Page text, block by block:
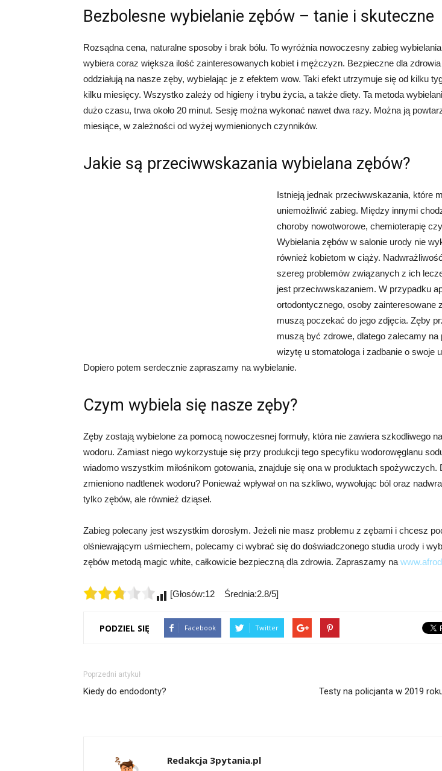
Bezbolesne wybielanie zębów – tanie i skuteczne
Rozsądna cena, naturalne sposoby i brak bólu. To wyróżnia nowoczesny zabieg
wybiera coraz większa ilość zainteresowanych kobiet i mężczyzn. Bezpieczne dla zdrowia
oddziałują na nasze zęby, wybielając je z efektem wow. Taki efekt utrzymuje się od kilku
kilku miesięcy. Wszystko zależy od higieny i trybu życia, a także diety. Ta metoda
dużo czasu, trwa około 20 minut. Sesję można wykonać nawet dwa razy. Można ją
miesiące, w zależności od wyżej wymienionych czynników.
Jakie są przeciwwskazania wybielana zębów?
Istnieją jednak przeciwwskazania, które
uniemożliwić zabieg. Między innymi
choroby nowotworowe, chemioterapię
Wybielania zębów w salonie urody nie
również kobietom w ciąży.
szereg problemów związanych z ich
jest przeciwwskazaniem. W przypadku
ortodontycznego, osoby zainteresowane
muszą poczekać do jego zdjęcia. Zęby
muszą być zdrowe, dlatego zalecamy na
wizytę u stomatologa i zadbanie o swoje
Dopiero potem serdecznie zapraszamy na wybielanie.
Czym wybiela się nasze zęby?
Zęby zostają wybielone za pomocą nowoczesnej formuły, która nie zawiera szkodliwego
wodoru. Zamiast niego wykorzystuje się przy produkcji tego specyfiku wodorowęglanu
wiadomo wszystkim miłośnikom gotowania, znajduje się ona w produktach spożywczych.
zmieniono nadtlenek wodoru? Ponieważ wpływał on na szkliwo, wywołując ból oraz
tylko zębów, ale również dziąseł.
Zabieg polecany jest wszystkim dorosłym. Jeżeli nie masz problemu z zębami i chcesz
olśniewającym uśmiechem, polecamy ci wybrać się do doświadczonego studia urody i
zębów metodą magic white, całkowicie bezpieczną dla zdrowia. Zapraszamy na
[Głosów:12 Średnia:2.8/5]
PODZIEL SIĘ Facebook Twitter
Poprzedni artykuł
Kiedy do endodonty?
Testy na policjanta w 2019
Redakcja 3pytania.pl